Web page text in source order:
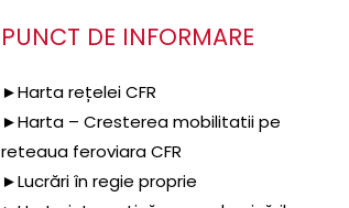
PUNCT DE INFORMARE
►Harta rețelei CFR
►Harta – Cresterea mobilitatii pe
reteaua feroviara CFR
►Lucrări în regie proprie